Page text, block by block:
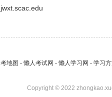
地图 -懒人考试网 -懒人学习网 - 学习
Copyright © 2022